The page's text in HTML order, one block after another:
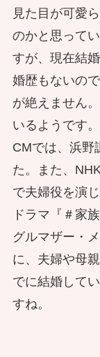
見た目が可愛
のかと思って
すが、現在結
婚歴もないの
が絶えません
いるようです
CMでは、浜野
た。また、
で夫婦役を演
ドラマ『＃家
グルマザー・
に、夫婦や母
でに結婚して
すね。